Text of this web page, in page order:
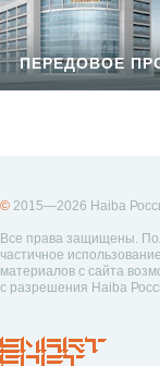
ПЕРЕДОВОЕ
© 2015—2026 Haiba
Все права защищены.
частичное
материалов с сайта
с разрешения Haiba